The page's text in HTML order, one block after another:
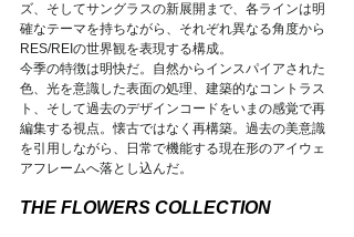
ズ、そしてサングラスの新展開まで、各ラインは明
確なテーマを持ちながら、それぞれ異なる角度から
RES/REIの世界観を表現する構成。
今季の特徴は明快だ。自然からインスパイアされた
色、光を意識した表面の処理、建築的なコントラス
ト、そして過去のデザインコードをいまの感覚で再
編集する視点。懐古ではなく再構築。過去の美意識
を引用しながら、日常で機能する現在形のアイウェ
アフレームへ落とし込んだ。
THE FLOWERS COLLECTION